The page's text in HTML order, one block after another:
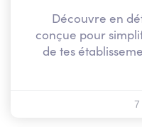
Découvre en
conçue pour
de tes
7